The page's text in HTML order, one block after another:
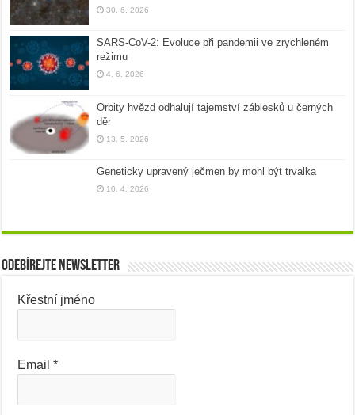
30. 6. 2026
SARS-CoV-2: Evoluce při pandemii ve zrychleném
režimu
4. 6. 2026
Orbity hvězd odhalují tajemství záblesků u černých
děr
13. 5. 2026
Geneticky upravený ječmen by mohl být trvalka
10. 4. 2026
Odebírejte newsletter
Křestní jméno
Email*